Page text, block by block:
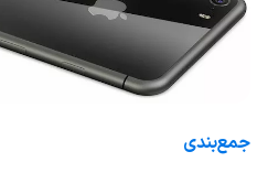
جمع‌بندی